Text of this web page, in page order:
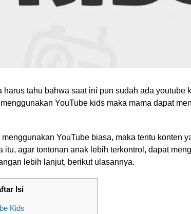
harus tahu bahwa saat ini pun sudah ada youtube
YouTube kids maka mama dapat
YouTube biasa, maka tentu konten
itu, agar tontonan anak lebih terkontrol, dapat
lebih lanjut, berikut ulasannya.
Isi
Kids